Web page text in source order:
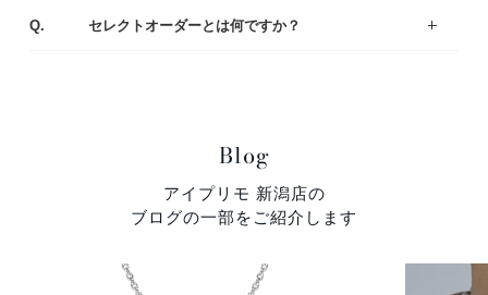
Q.
セレクトオーダーとは何ですか？
Blog
アイプリモ 新潟店の
ブログの一部をご紹介します